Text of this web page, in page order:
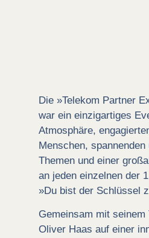
Die »Telekom Partner
war ein einzigartiges
Atmosphäre,
Menschen,
Themen und einer
an jeden einzelnen der
»Du bist der Schlüssel
Gemeinsam mit seinem
Oliver Haas auf einer